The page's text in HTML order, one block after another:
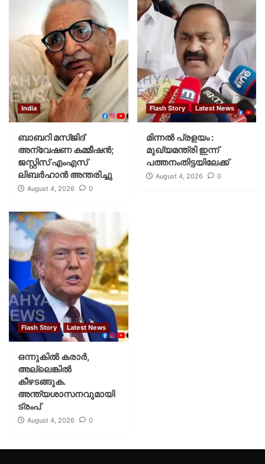
India
ബാബറി മസ്ജിദ്
അന്വേഷണ കമ്മീഷന്‍;
ജസ്റ്റിസ് എംഎസ്
ലിബര്‍ഹാന്‍ അന്തരിച്ചു
August 4, 2026 0
Flash Story Latest News
മിന്നല്‍ പ്രളയം :
മുഖ്യമന്ത്രി ഇന്ന്
പത്തനംതിട്ടയിലേക്ക്
August 4, 2026 0
Flash Story Latest News
ഒന്നുകില്‍ കരാര്‍,
അല്ലെങ്കില്‍
കീഴടങ്ങുക.
അന്ത്യശാസനവുമായി
ട്രംപ്
August 4, 2026 0